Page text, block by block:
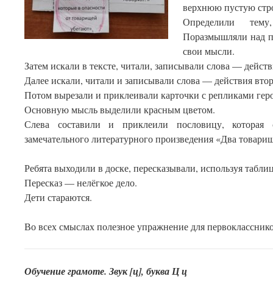
верхнюю пустую
Определили
Поразмышляли над
свои мысли.
Затем искали в тексте, читали, записывали слова —
Далее искали, читали и записывали слова — действия
Потом вырезали и приклеивали карточки с репликами
Основную мысль выделили красным цветом.
Слева составили и приклеили пословицу, которая
замечательного литературного произведения «Два
Ребята выходили в доске, пересказывали, используя
Пересказ — нелёгкое дело.
Дети стараются.
Во всех смыслах полезное упражнение для
Обучение грамоте. Звук [ц], буква Ц ц